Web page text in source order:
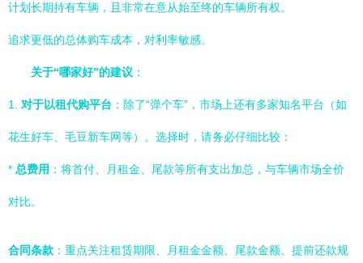
计划长期持有车辆，且非常在意从始至终的车辆所有权。
追求更低的总体购车成本，对利率敏感。
关于“哪家好”的建议 ：
1. 对于以租代购平台 ：除了“弹个车”，市场上还有多家知名平台（如
花生好车、毛豆新车网等）。选择时，请务必仔细比较：
* 总费用 ：将首付、月租金、尾款等所有支出加总，与车辆市场全价
对比。
合同条款 ：重点关注租赁期限、月租金金额、尾款金额、提前还款规